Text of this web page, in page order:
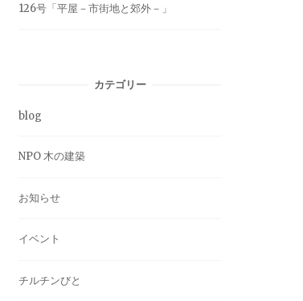
126号「平屋－市街地と郊外－」
カテゴリー
blog
NPO 木の建築
お知らせ
イベント
チルチンびと